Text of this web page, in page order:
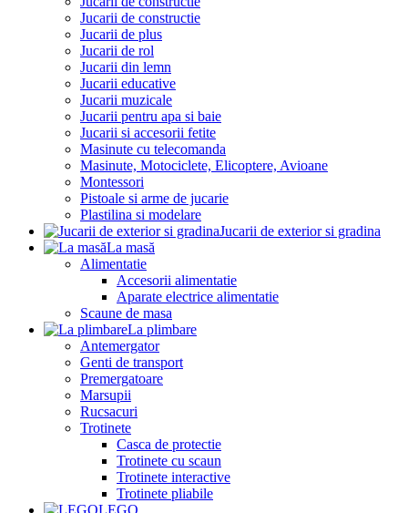
Jucarii de constructie
Jucarii de plus
Jucarii de rol
Jucarii din lemn
Jucarii educative
Jucarii muzicale
Jucarii pentru apa si baie
Jucarii si accesorii fetite
Masinute cu telecomanda
Masinute, Motociclete, Elicoptere, Avioane
Montessori
Pistoale si arme de jucarie
Plastilina si modelare
Jucarii de exterior si gradina
La masă
Alimentatie
Accesorii alimentatie
Aparate electrice alimentatie
Scaune de masa
La plimbare
Antemergator
Genti de transport
Premergatoare
Marsupii
Rucsacuri
Trotinete
Casca de protectie
Trotinete cu scaun
Trotinete interactive
Trotinete pliabile
LEGO